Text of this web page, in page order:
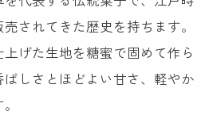
されてきた歴史を持ちます。
げた生地を糖蜜で固めて作ら
しさとほどよい甘さ、軽やか